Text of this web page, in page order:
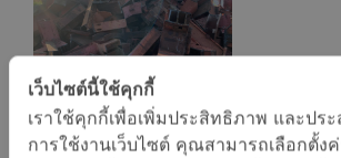
เศษเหล็กหนา
เว็บไซต์นี้ใช้คุกกี้
เราใช้คุกกี้เพื่อเพิ่มประสิทธิภาพ และปร
การใช้งานเว็บไซต์ คุณสามารถเลือกตั้ง